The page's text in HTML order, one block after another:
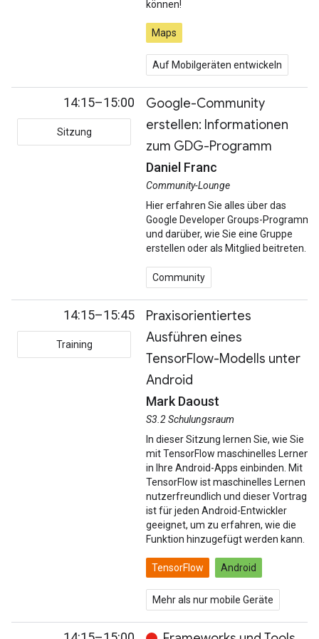
können!
Maps
Auf Mobilgeräten entwickeln
14:15–15:00
Sitzung
Google-Community
erstellen: Informationen
zum GDG-Programm
Daniel Franc
Community-Lounge
Hier erfahren Sie alles über das
Google Developer Groups-Programm
und darüber, wie Sie eine Gruppe
erstellen oder als Mitglied beitreten.
Community
14:15–15:45
Training
Praxisorientiertes
Ausführen eines
TensorFlow-Modells unter
Android
Mark Daoust
S3.2 Schulungsraum
In dieser Sitzung lernen Sie, wie Sie
mit TensorFlow maschinelles Lernen
in Ihre Android-Apps einbinden. Mit
TensorFlow ist maschinelles Lernen
nutzerfreundlich und dieser Vortrag
ist für jeden Android-Entwickler
geeignet, um zu erfahren, wie die
Funktion hinzugefügt werden kann.
TensorFlow Android
Mehr als nur mobile Geräte